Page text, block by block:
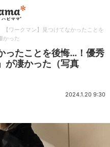
【ワークマン】見つけてなかったことを
かった
ったことを後悔…！優秀
が凄かった（写真
2024.1.20 9:30